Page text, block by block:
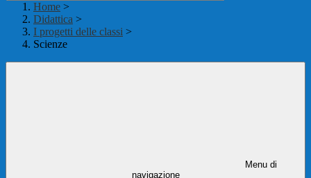
Home >
Didattica >
I progetti delle classi >
Scienze
Menu di
navigazione